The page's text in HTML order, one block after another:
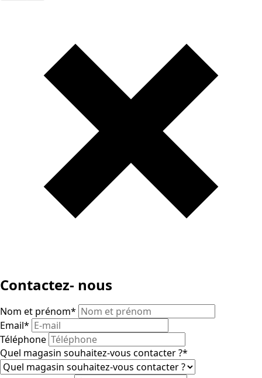
Contactez- nous
Nom et prénom*
Email*
Téléphone
Quel magasin souhaitez-vous contacter ?*